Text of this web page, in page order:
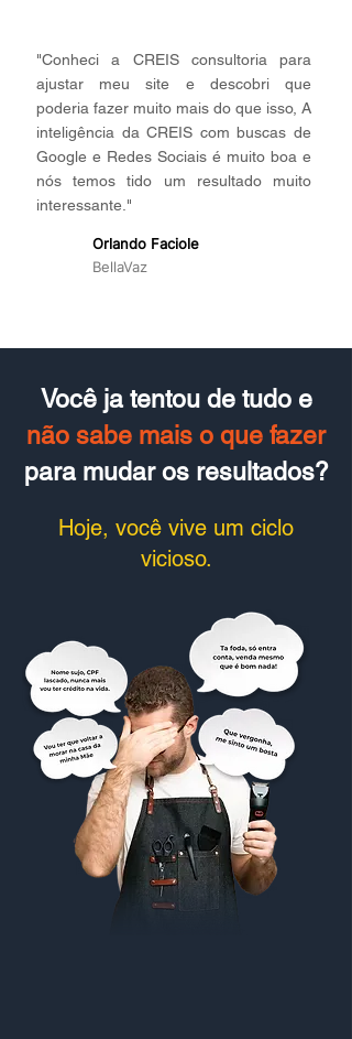
"Conheci a CREIS consultoria para
ajustar meu site e descobri que
poderia fazer muito mais do que isso, A
inteligência da CREIS com buscas de
Google e Redes Sociais é muito boa e
nós temos tido um resultado muito
interessante."
Orlando Faciole
BellaVaz
Você ja tentou de tudo e
não sabe mais o que fazer
para mudar os resultados?
Hoje, você vive um ciclo
vicioso.